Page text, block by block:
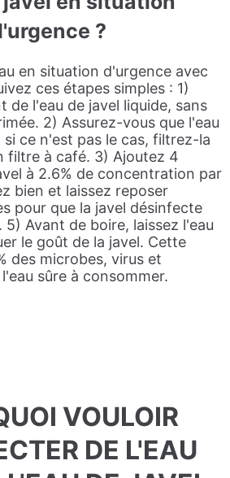
?
en situation d'urgence avec
ces étapes simples : 1)
de l'eau de javel liquide, sans
2) Assurez-vous que l'eau
ce n'est pas le cas, filtrez-la
filtre à café. 3) Ajoutez 4
à 2.6% de concentration par
bien et laissez reposer
pour que la javel désinfecte
Avant de boire, laissez l'eau
le goût de la javel. Cette
des microbes, virus et
sûre à consommer.
VOULOIR
DE L'EAU